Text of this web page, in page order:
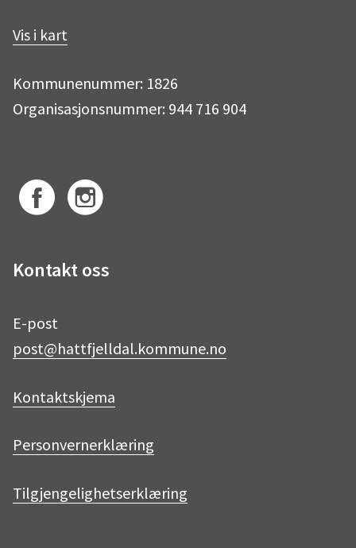
Vis i kart
Kommunenummer: 1826
Organisasjonsnummer: 944 716 904
F
a
c
b
I
s
a
Kontakt oss
E-post
post@hattfjelldal.kommune.no
Kontaktskjema
Personvernerklæring
Tilgjengelighetserklæring